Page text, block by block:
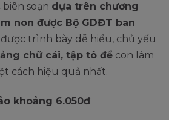
soạn dựa trên chương
non được Bộ GDĐT ban
trình bày dễ hiểu, chủ yếu
chữ cái, tập tô để con làm
cách hiệu quả nhất.
khoảng 6.050đ